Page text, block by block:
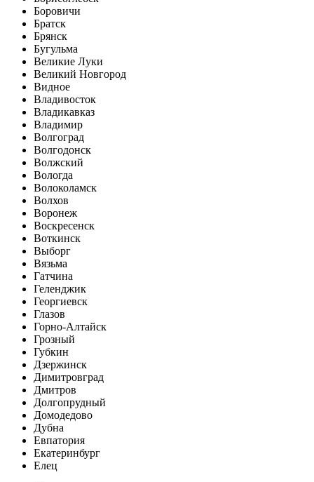
Боровичи
Братск
Брянск
Бугульма
Великие Луки
Великий Новгород
Видное
Владивосток
Владикавказ
Владимир
Волгоград
Волгодонск
Волжский
Вологда
Волоколамск
Волхов
Воронеж
Воскресенск
Воткинск
Выборг
Вязьма
Гатчина
Геленджик
Георгиевск
Глазов
Горно-Алтайск
Грозный
Губкин
Дзержинск
Димитровград
Дмитров
Долгопрудный
Домодедово
Дубна
Евпатория
Екатеринбург
Елец